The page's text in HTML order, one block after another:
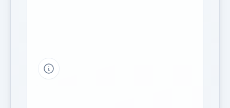
Tipp a grafikon jelmagyarázatához